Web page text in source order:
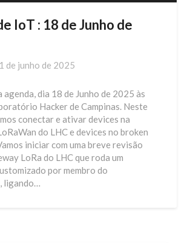
IoT : 18 de Junho de
de junho de 2025
agenda, dia 18 de Junho de 2025 às
Hacker de Campinas. Neste
conectar e ativar devices na
do LHC e devices no broken
iniciar com uma breve revisão
LoRa do LHC que roda um
por membro do
ligando…